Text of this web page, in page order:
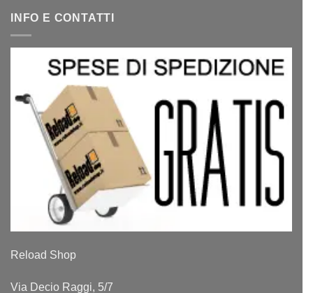
INFO E CONTATTI
Reload Shop
Via Decio Raggi, 5/7